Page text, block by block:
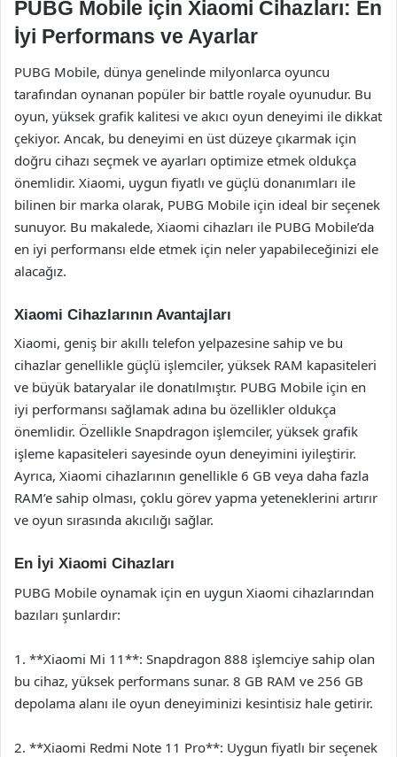
PUBG Mobile için Xiaomi Cihazları: En
İyi Performans ve Ayarlar
PUBG Mobile, dünya genelinde milyonlarca oyuncu
tarafından oynanan popüler bir battle royale oyunudur. Bu
oyun, yüksek grafik kalitesi ve akıcı oyun deneyimi ile dikkat
çekiyor. Ancak, bu deneyimi en üst düzeye çıkarmak için
doğru cihazı seçmek ve ayarları optimize etmek oldukça
önemlidir. Xiaomi, uygun fiyatlı ve güçlü donanımları ile
bilinen bir marka olarak, PUBG Mobile için ideal bir seçenek
sunuyor. Bu makalede, Xiaomi cihazları ile PUBG Mobile’da
en iyi performansı elde etmek için neler yapabileceğinizi ele
alacağız.
Xiaomi Cihazlarının Avantajları
Xiaomi, geniş bir akıllı telefon yelpazesine sahip ve bu
cihazlar genellikle güçlü işlemciler, yüksek RAM kapasiteleri
ve büyük bataryalar ile donatılmıştır. PUBG Mobile için en
iyi performansı sağlamak adına bu özellikler oldukça
önemlidir. Özellikle Snapdragon işlemciler, yüksek grafik
işleme kapasiteleri sayesinde oyun deneyimini iyileştirir.
Ayrıca, Xiaomi cihazlarının genellikle 6 GB veya daha fazla
RAM’e sahip olması, çoklu görev yapma yeteneklerini artırır
ve oyun sırasında akıcılığı sağlar.
En İyi Xiaomi Cihazları
PUBG Mobile oynamak için en uygun Xiaomi cihazlarından
bazıları şunlardır:
1. **Xiaomi Mi 11**: Snapdragon 888 işlemciye sahip olan
bu cihaz, yüksek performans sunar. 8 GB RAM ve 256 GB
depolama alanı ile oyun deneyiminizi kesintisiz hale getirir.
2. **Xiaomi Redmi Note 11 Pro**: Uygun fiyatlı bir seçenek